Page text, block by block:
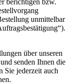
unmittelbar
über unseren
senden Ihnen die
Sie jederzeit auch